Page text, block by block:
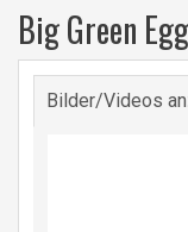
Big Green
Bilder/Videos